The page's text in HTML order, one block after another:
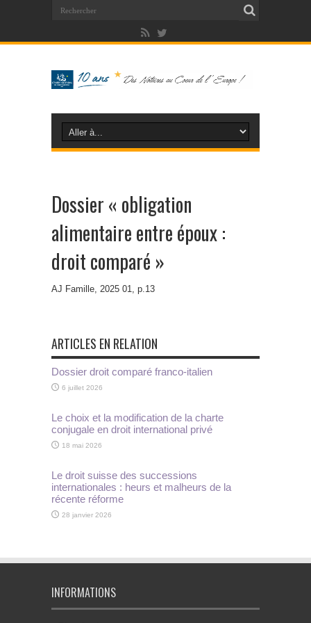
Dossier « obligation
alimentaire entre époux :
droit comparé »
AJ Famille, 2025 01, p.13
ARTICLES EN RELATION
Dossier droit comparé franco-italien
6 juillet 2026
Le choix et la modification de la charte
conjugale en droit international privé
18 mai 2026
Le droit suisse des successions
internationales : heurs et malheurs de la
récente réforme
28 janvier 2026
INFORMATIONS